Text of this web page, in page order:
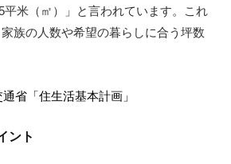
平米（㎡）」と言われています。これ
族の人数や希望の暮らしに合う坪数
省「住生活基本計画」
ント